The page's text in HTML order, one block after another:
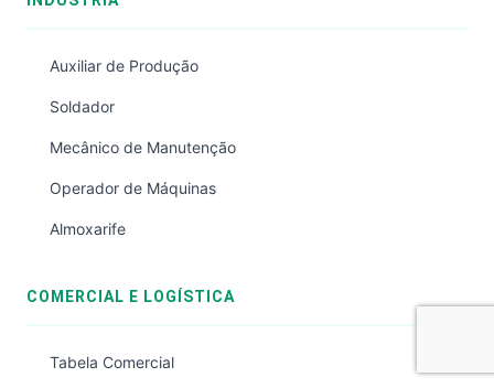
Auxiliar de Produção
Soldador
Mecânico de Manutenção
Operador de Máquinas
Almoxarife
COMERCIAL E LOGÍSTICA
Tabela Comercial